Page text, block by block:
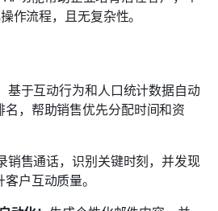
作流程，且无复杂性。
基于互动行为和人口统计数据自动
名，帮助销售优先分配时间和资
销售通话，识别关键时刻，并发现
户互动质量。